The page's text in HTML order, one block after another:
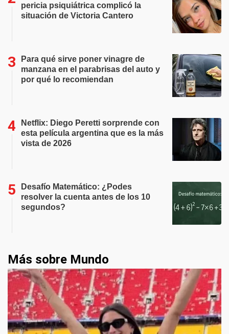
pericia psiquiátrica complicó la
situación de Victoria Cantero
Para qué sirve poner vinagre de
manzana en el parabrisas del auto y
por qué lo recomiendan
Netflix: Diego Peretti sorprende con
esta película argentina que es la más
vista de 2026
Desafío Matemático: ¿Podes
resolver la cuenta antes de los 10
segundos?
Más sobre Mundo